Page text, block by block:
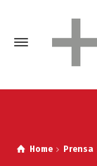
Home Prensa